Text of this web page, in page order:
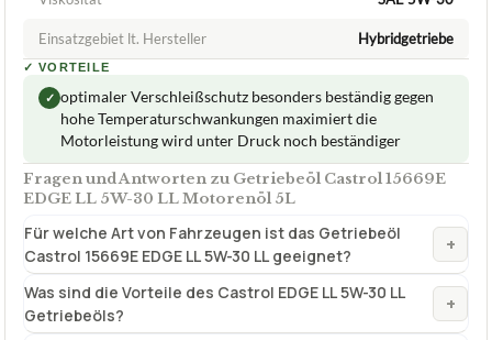
Einsatzgebiet lt. Hersteller Hybridgetriebe
✓ VORTEILE
✓ optimaler Verschleißschutz besonders beständig gegen
hohe Temperaturschwankungen maximiert die
Motorleistung wird unter Druck noch beständiger
Fragen und Antworten zu Getriebeöl Castrol 15669E
EDGE LL 5W-30 LL Motorenöl 5L
Für welche Art von Fahrzeugen ist das Getriebeöl
Castrol 15669E EDGE LL 5W-30 LL geeignet?
+
Was sind die Vorteile des Castrol EDGE LL 5W-30 LL
Getriebeöls?
+